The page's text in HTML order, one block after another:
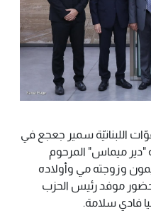
اللبنانيّة سمير جعجع في
"دير ميماس" المرحوم
وزوجته مي وأولاده
حضور موفد رئيس الحزب
فادي سلامة.